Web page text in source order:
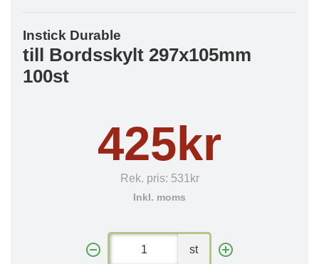
Instick Durable
till Bordsskylt 297x105mm
100st
425kr
Rek. pris: 531kr
Inkl. moms
st